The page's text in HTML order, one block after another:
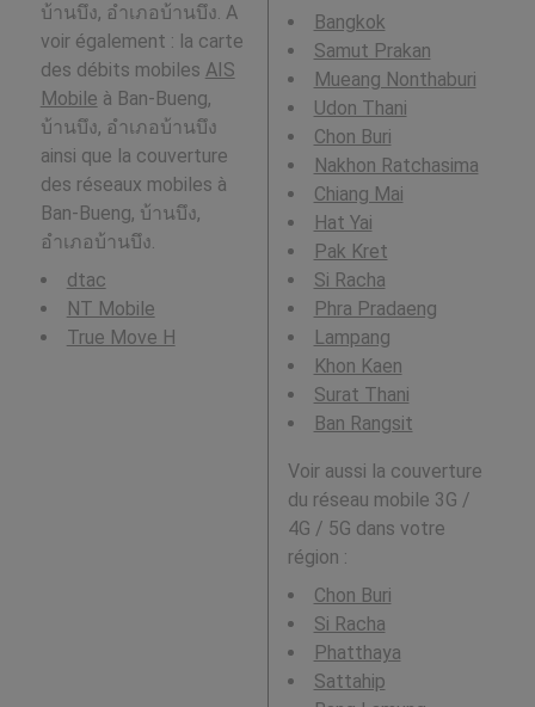
บ้านบึง, อำเภอบ้านบึง. A
voir également : la carte
des débits mobiles AIS
Mobile à Ban-Bueng,
บ้านบึง, อำเภอบ้านบึง
ainsi que la couverture
des réseaux mobiles à
Ban-Bueng, บ้านบึง,
อำเภอบ้านบึง.
dtac
NT Mobile
True Move H
Bangkok
Samut Prakan
Mueang Nonthaburi
Udon Thani
Chon Buri
Nakhon Ratchasima
Chiang Mai
Hat Yai
Pak Kret
Si Racha
Phra Pradaeng
Lampang
Khon Kaen
Surat Thani
Ban Rangsit
Voir aussi la couverture
du réseau mobile 3G /
4G / 5G dans votre
région :
Chon Buri
Si Racha
Phatthaya
Sattahip